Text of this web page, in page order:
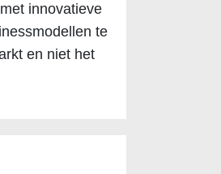
innovatieve
te
en niet het